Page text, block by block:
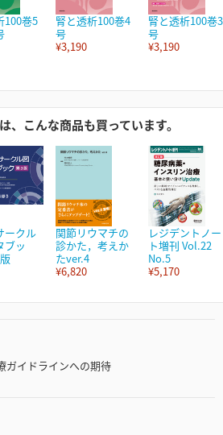
100巻5
腎と透析100巻4
号
¥3,190
腎と透析100巻3
号
¥3,190
、こんな商品も買っています。
ークル
ブッ
関節リウマチの
診かた，考えか
たver.4
¥6,820
レジデントノー
ト増刊 Vol.22
No.5
¥5,170
ガイドラインへの期待